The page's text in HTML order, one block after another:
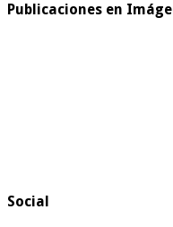
Publicaciones en
Social